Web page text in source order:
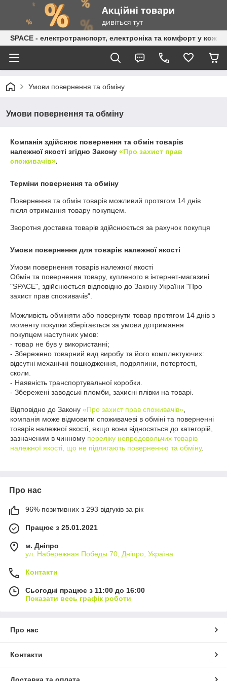
SPACE - електротранспорт, електроніка та комфорт у
Умови повернення та обміну
Умови повернення та обміну
Компанія здійснює повернення та обмін товарів
належної якості згідно Закону «Про захист прав
споживачів».
Терміни повернення та обміну
Повернення та обмін товарів можливий протягом 14 днів
після отримання товару покупцем.
Зворотня доставка товарів здійснюється за рахунок покупця
Умови повернення для товарів належної якості
Умови повернення товарів належної якості
Обмін та повернення товару, купленого в інтернет-магазині
"SPACE", здійснюється відповідно до Закону України "Про
захист прав споживачів".
Можливість обміняти або повернути товар протягом 14 днів з
моменту покупки зберігається за умови дотримання
покупцем наступних умов:
- товар не був у використанні;
- Збережено товарний вид виробу та його комплектуючих:
відсутні механічні пошкодження, подряпини, потертості,
сколи.
- Наявність транспортувальної коробки.
- Збережені заводські пломби, захисні плівки на товарі.
Відповідно до Закону «Про захист прав споживачів»
компанія може відмовити споживачеві в обміні та поверненні
товарів належної якості, якщо вони відносяться до категорій,
зазначеним в чинному переліку непродовольчих товарів
належної якості, що не підлягають поверненню та обміну.
Про нас
96% позитивних з 293 відгуків за рік
Працює з 25.01.2021
м. Дніпро
ул. Набережная Победы 70, Дніпро, Україна
Контакти
Сьогодні працює з 11:00 до 16:00
Показати весь графік роботи
Про нас
Контакти